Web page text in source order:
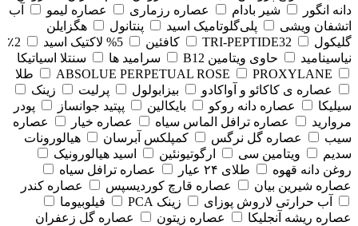
دانه انگور
شیر بادام عصاره رزماری عصاره لیمو
آب
اتشفان ویشی
پلی‌گلوتامیک اسید پنتانول
هگزایلن
گلیکول
TRI-PEPTIDE32 کافئین 5% لاکتیک اسید
2٪
نیاسینامید
حاوی ویتامین B12 سرامید ها
سنتلا اسیاتیکا
ABSOLUE PERPETUAL ROSE
PROXYLANE
طلا
عصاره ی کاکائو و آواکادو
بیزابولول پرلیت
زینک
سیلیکا
عصاره دانه روکو بایکالین پپتید جوانساز
پودر
مروارید
عصاره ترافل الماس سیاه عصاره خیار
عصاره
سیب
عصاره گل نرگس کمپلکس آبرسان
هیالورونات
سدیم
ویتامین سی ارگوتیونئین
اسید هیالورونیک
روغن دانه قهوه
طلای ۲۴ عیار
عصاره ترافل سیاه
عصاره شیرین بیان
عصاره قارچ کوردیسپس
عصاره کندر
آب حرارتی لاروش پوزای
زینک PCA
فیلوبیوما
عصاره ریشه آنجلیکا
عصاره زیتون
عصاره گل زعفران